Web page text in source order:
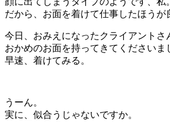
だから、お面を着けて仕事したほうが
今日、おみえになったクライアントさ
おかめのお面を持ってきてくださいま
早速、着けてみる。
うーん。
実に、似合うじゃないですか。